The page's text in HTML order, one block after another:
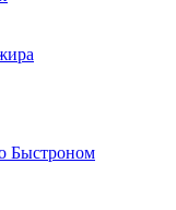
Быстроном